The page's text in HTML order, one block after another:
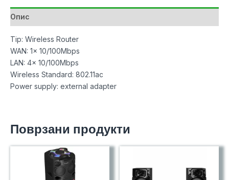
Опис
Tip: Wireless Router
WAN: 1x 10/100Mbps
LAN: 4x 10/100Mbps
Wireless Standard: 802.11ac
Power supply: external adapter
Поврзани продукти